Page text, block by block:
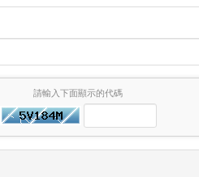
請輸入下面顯示的代碼